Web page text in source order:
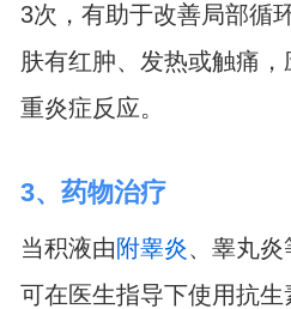
3次，有助于改善局部循
肤有红肿、发热或触痛
重炎症反应。
3、药物治疗
当积液由附睾炎、睾丸炎
可在医生指导下使用抗